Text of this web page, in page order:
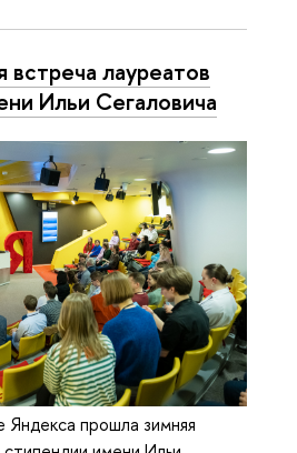
лауреатов
Ильи Сегаловича
Яндекса прошла зимняя